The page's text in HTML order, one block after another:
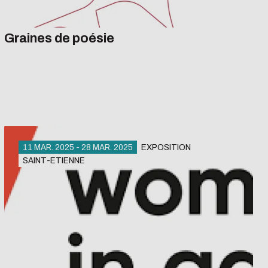
à votre
nos serveurs et
Graines de poésie
Bibliothèque Wangari Maathai
11 MAR. 2025 - 28 MAR. 2025
EXPOSITION
SAINT-ETIENNE